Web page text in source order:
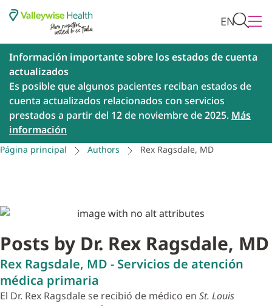
EN
Información importante sobre los estados de cuenta
actualizados
Es posible que algunos pacientes reciban estados de
cuenta actualizados relacionados con servicios
prestados a partir del 12 de noviembre de 2025. Más
información
Página principal Authors Rex Ragsdale, MD
Posts by Dr. Rex Ragsdale, MD
Rex Ragsdale, MD - Servicios de atención
médica primaria
El Dr. Rex Ragsdale se recibió de médico en St. Louis